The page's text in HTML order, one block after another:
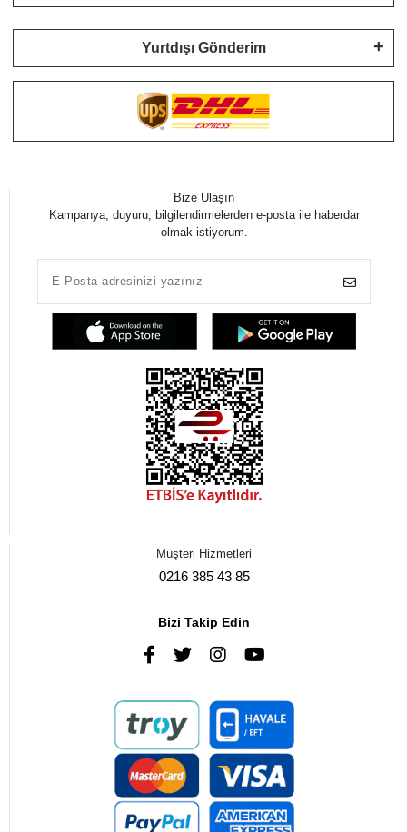
Yurtdışı Gönderim
Bize Ulaşın
Kampanya, duyuru, bilgilendirmelerden e-posta ile haberdar
olmak istiyorum.
Müşteri Hizmetleri
0216 385 43 85
Bizi Takip Edin